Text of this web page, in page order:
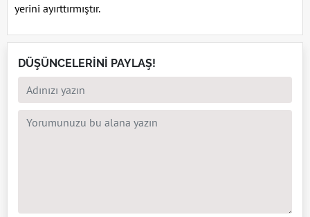
yerini ayırttırmıştır.
DÜŞÜNCELERİNİ PAYLAŞ!